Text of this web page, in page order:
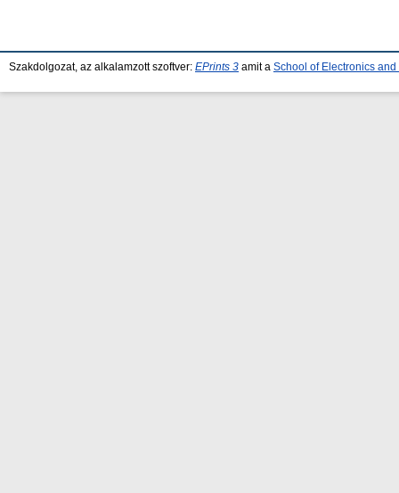
Szakdolgozat, az alkalamzott szoftver: EPrints 3 amit a School of Electronics